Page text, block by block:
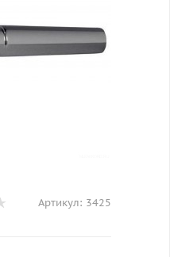
Артикул: 3425